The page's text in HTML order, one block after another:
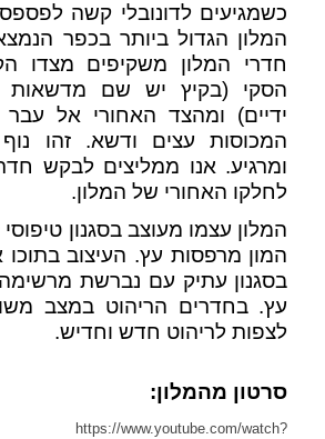
כשמגיעים לדונובלי קשה
המלון הגדול ביותר בכפר
חדרי המלון משקיפים מצדו
הסקי (בקיץ יש שם מדשאות
ידיים) ומהצד האחורי אל עבר
המכוסות עצים ודשא. זהו
ומרגיע. אנו ממליצים לבקש
לחלקו האחורי של המלון.
המלון עצמו מעוצב בסגנון
המון מרפסות עץ. העיצוב בתוכו
בסגנון עתיק עם נברשת מרשימה
עץ. בחדרים הריהוט במצב
לצפות לריהוט חדש וחדיש.
סרטון מהמלון:
https://www.youtube.com/watch?